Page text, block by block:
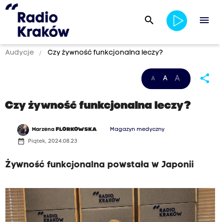
search menu
Audycje Czy żywność funkcjonalna leczy?
A A A share
Czy żywność funkcjonalna leczy?
Marzena FLORKOWSKA Magazyn medyczny
date_range Piątek, 2024.08.23
Żywność funkcjonalna powstała w Japonii